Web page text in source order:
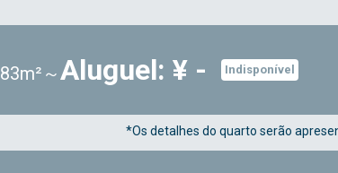
～Aluguel: ¥ - Indisponível
*Os detalhes do quarto serão